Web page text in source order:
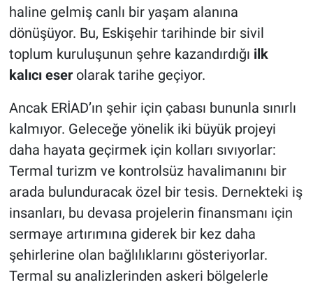
haline gelmiş canlı bir yaşam alanına
dönüşüyor. Bu, Eskişehir tarihinde bir sivil
toplum kuruluşunun şehre kazandırdığı ilk
kalıcı eserolarak tarihe geçiyor.
Ancak ERİAD’ın şehir için çabası bununla sınırlı
kalmıyor. Geleceğe yönelik iki büyük projeyi
daha hayata geçirmek için kolları sıvıyorlar:
Termal turizm ve kontrolsüz havalimanını bir
arada bulunduracak özel bir tesis. Dernekteki iş
insanları, bu devasa projelerin finansmanı için
sermaye artırımına giderek bir kez daha
şehirlerine olan bağlılıklarını gösteriyorlar.
Termal su analizlerinden askeri bölgelerle